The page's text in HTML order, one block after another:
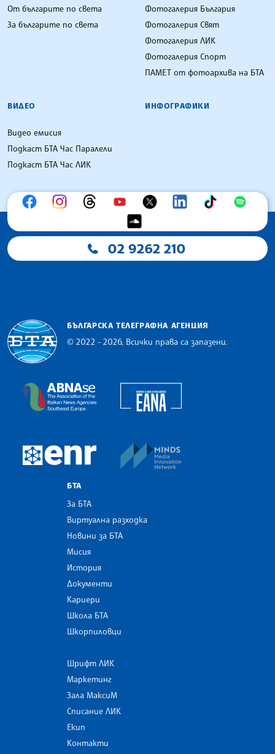
От българите по света
За българите по света
Фотогалерия България
Фотогалерия Свят
Фотогалерия ЛИК
Фотогалерия Спорт
ПАМЕТ от фотоархива на БТА
ВИДЕО
Видео емисия
Подкаст БТА Час Паралели
Подкаст БТА Час ЛИК
ИНФОГРАФИКИ
02 9262 210
БЪЛГАРСКА ТЕЛЕГРАФНА АГЕНЦИЯ
© 2022 - 2026, Всички права са запазени.
The Assocoation of the Balkan News Agencies
European Newsroom
БТА
За БТА
Виртуална разходка
Новини за БТА
Мисия
История
Документи
Кариери
Школа БТА
Шкорпиловци
Шрифт ЛИК
Маркетинг
Зала МаксиМ
Списание ЛИК
Екип
Контакти